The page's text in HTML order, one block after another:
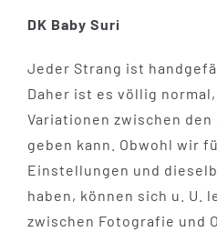
DK Baby Suri
Jeder Strang ist
Daher ist es völlig
Variationen zwischen
geben kann. Obwohl wir
Einstellungen und
haben, können sich u. U.
zwischen Fotografie und